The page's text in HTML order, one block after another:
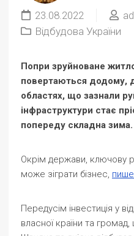
23.08.2022
Відбудова України
Попри зруйноване
повертаються додому,
областях, що зазнали
інфраструктури стає
попереду складна зима.
Окрім держави, ключову
може зіграти бізнес,
Передусім інвестиція у
власної країни та